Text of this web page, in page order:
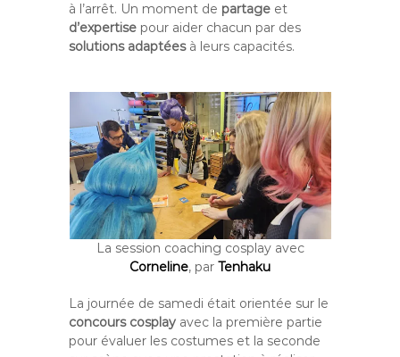
à l’arrêt. Un moment de partage et
d’expertise pour aider chacun par des
solutions adaptéesà leurs capacités.
La session coaching cosplay avec
Corneline, par Tenhaku
La journée de samedi était orientée sur le
concours cosplay avec la première partie
pour évaluer les costumes et la seconde